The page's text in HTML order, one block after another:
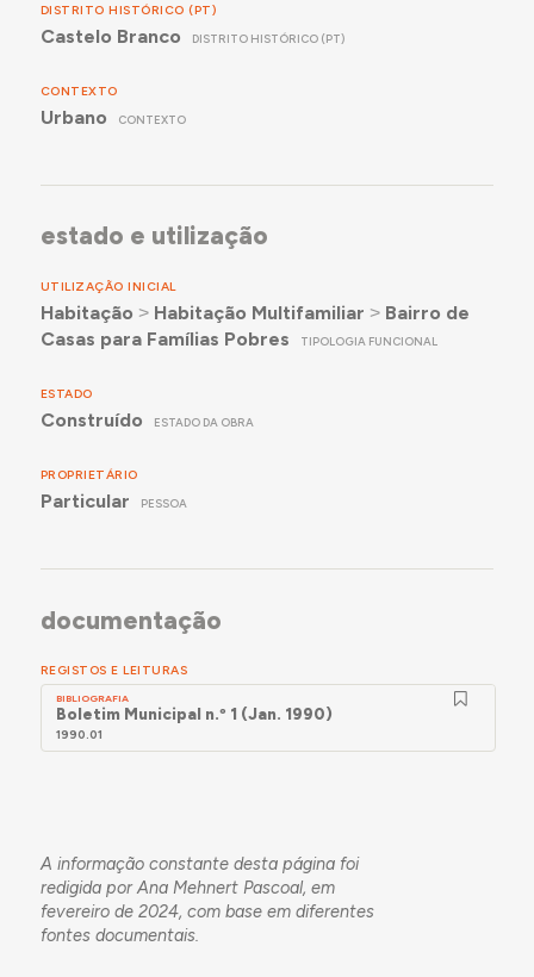
DISTRITO HISTÓRICO (PT)
Castelo Branco DISTRITO HISTÓRICO (PT)
CONTEXTO
Urbano CONTEXTO
estado e utilização
UTILIZAÇÃO INICIAL
Habitação ˃ Habitação Multifamiliar ˃ Bairro de
Casas para Famílias Pobres
TIPOLOGIA FUNCIONAL
ESTADO
Construído ESTADO DA OBRA
PROPRIETÁRIO
Particular PESSOA
documentação
REGISTOS E LEITURAS
BIBLIOGRAFIA
Boletim Municipal n.º 1 (Jan. 1990)
1990.01
A informação constante desta página foi
redigida por Ana Mehnert Pascoal, em
fevereiro de 2024, com base em diferentes
fontes documentais.